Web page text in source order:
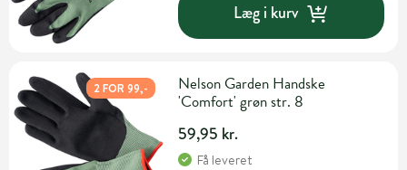
Læg i kurv
2 FOR 99,-
Nelson Garden Handske
'Comfort' grøn str. 8
59,95 kr.
Få leveret